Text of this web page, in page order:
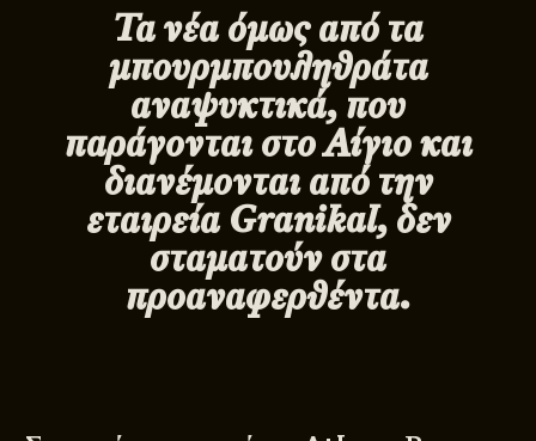
Τα νέα όμως από τα
μπουρμπουληθράτα
αναψυκτικά, που
παράγονται στο Αίγιο και
διανέμονται από την
εταιρεία Granikal, δεν
σταματούν στα
προαναφερθέντα.